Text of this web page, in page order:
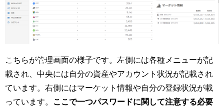
こちらが管理画面の様子です。左側には各種メニューが記
載され、中央には自分の資産やアカウント状況が記載され
ています。右側にはマーケット情報や自分の登録状況が載
っています。 ここで一つパスワードに関して注意する必要